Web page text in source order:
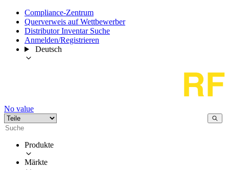
Compliance-Zentrum
Querverweis auf Wettbewerber
Distributor Inventar Suche
Anmelden/Registrieren
Deutsch
No value
Produkte
Märkte